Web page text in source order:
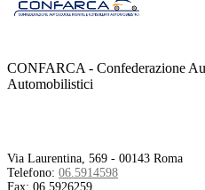
CONFARCA - Confederazione
Automobilistici
Via Laurentina, 569 - 00143 Roma
Telefono: 06.5914598
Fax: 06.5926259